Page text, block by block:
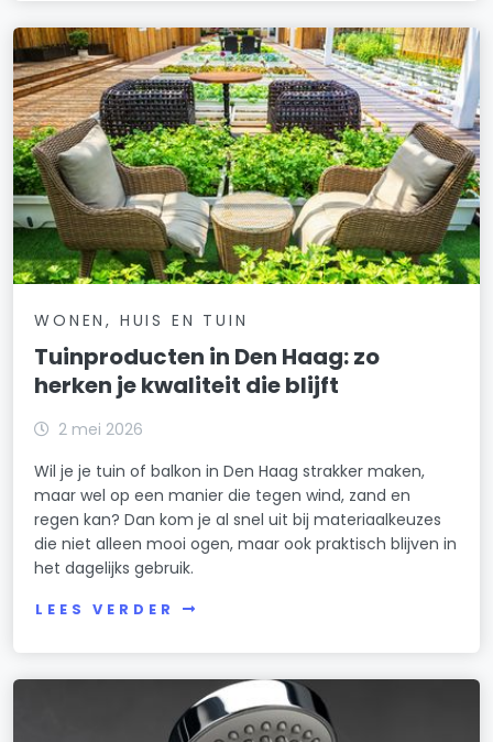
WONEN, HUIS EN TUIN
Tuinproducten in Den Haag: zo
herken je kwaliteit die blijft
2 mei 2026
Wil je je tuin of balkon in Den Haag strakker maken,
maar wel op een manier die tegen wind, zand en
regen kan? Dan kom je al snel uit bij materiaalkeuzes
die niet alleen mooi ogen, maar ook praktisch blijven in
het dagelijks gebruik.
LEES VERDER